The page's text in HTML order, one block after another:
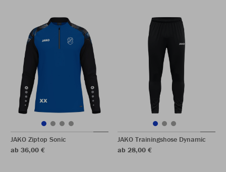
JAKO Ziptop Sonic
ab 36,00 €
JAKO Trainingshose Dynamic
ab 28,00 €